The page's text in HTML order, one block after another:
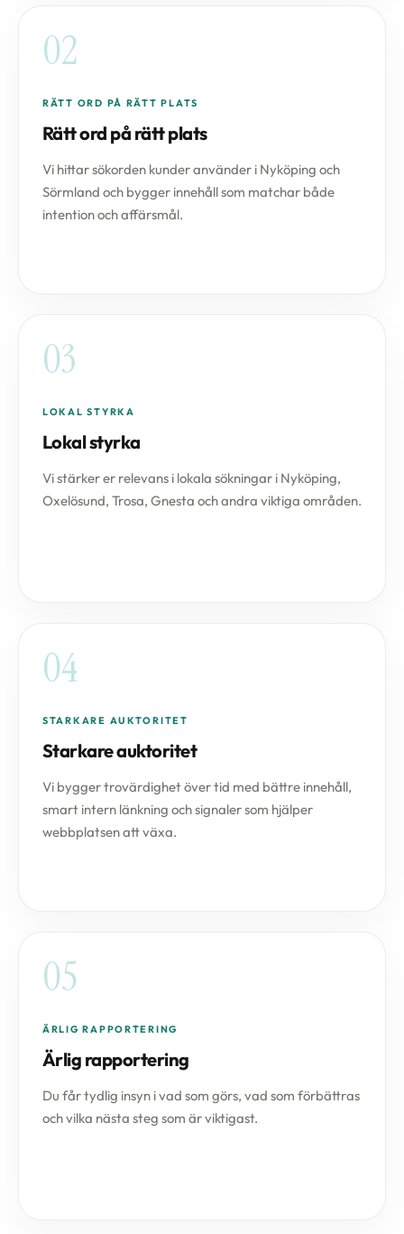
02
RÄTT ORD PÅ RÄTT PLATS
Rätt ord på rätt plats
Vi hittar sökorden kunder använder i Nyköping och
Sörmland och bygger innehåll som matchar både
intention och affärsmål.
03
LOKAL STYRKA
Lokal styrka
Vi stärker er relevans i lokala sökningar i Nyköping,
Oxelösund, Trosa, Gnesta och andra viktiga områden.
04
STARKARE AUKTORITET
Starkare auktoritet
Vi bygger trovärdighet över tid med bättre innehåll,
smart intern länkning och signaler som hjälper
webbplatsen att växa.
05
ÄRLIG RAPPORTERING
Ärlig rapportering
Du får tydlig insyn i vad som görs, vad som förbättras
och vilka nästa steg som är viktigast.